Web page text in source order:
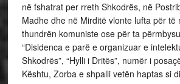
në fshatrat per rreth Shkodrës, në
Madhe dhe në Mirditë vlonte lufta për të
thundrën komuniste ose për ta
“Disidenca e parë e organizuar e
Shkodrës”, “Hylli i Dritës”, numër i
Kështu, Zorba e shpalli vetën haptas si